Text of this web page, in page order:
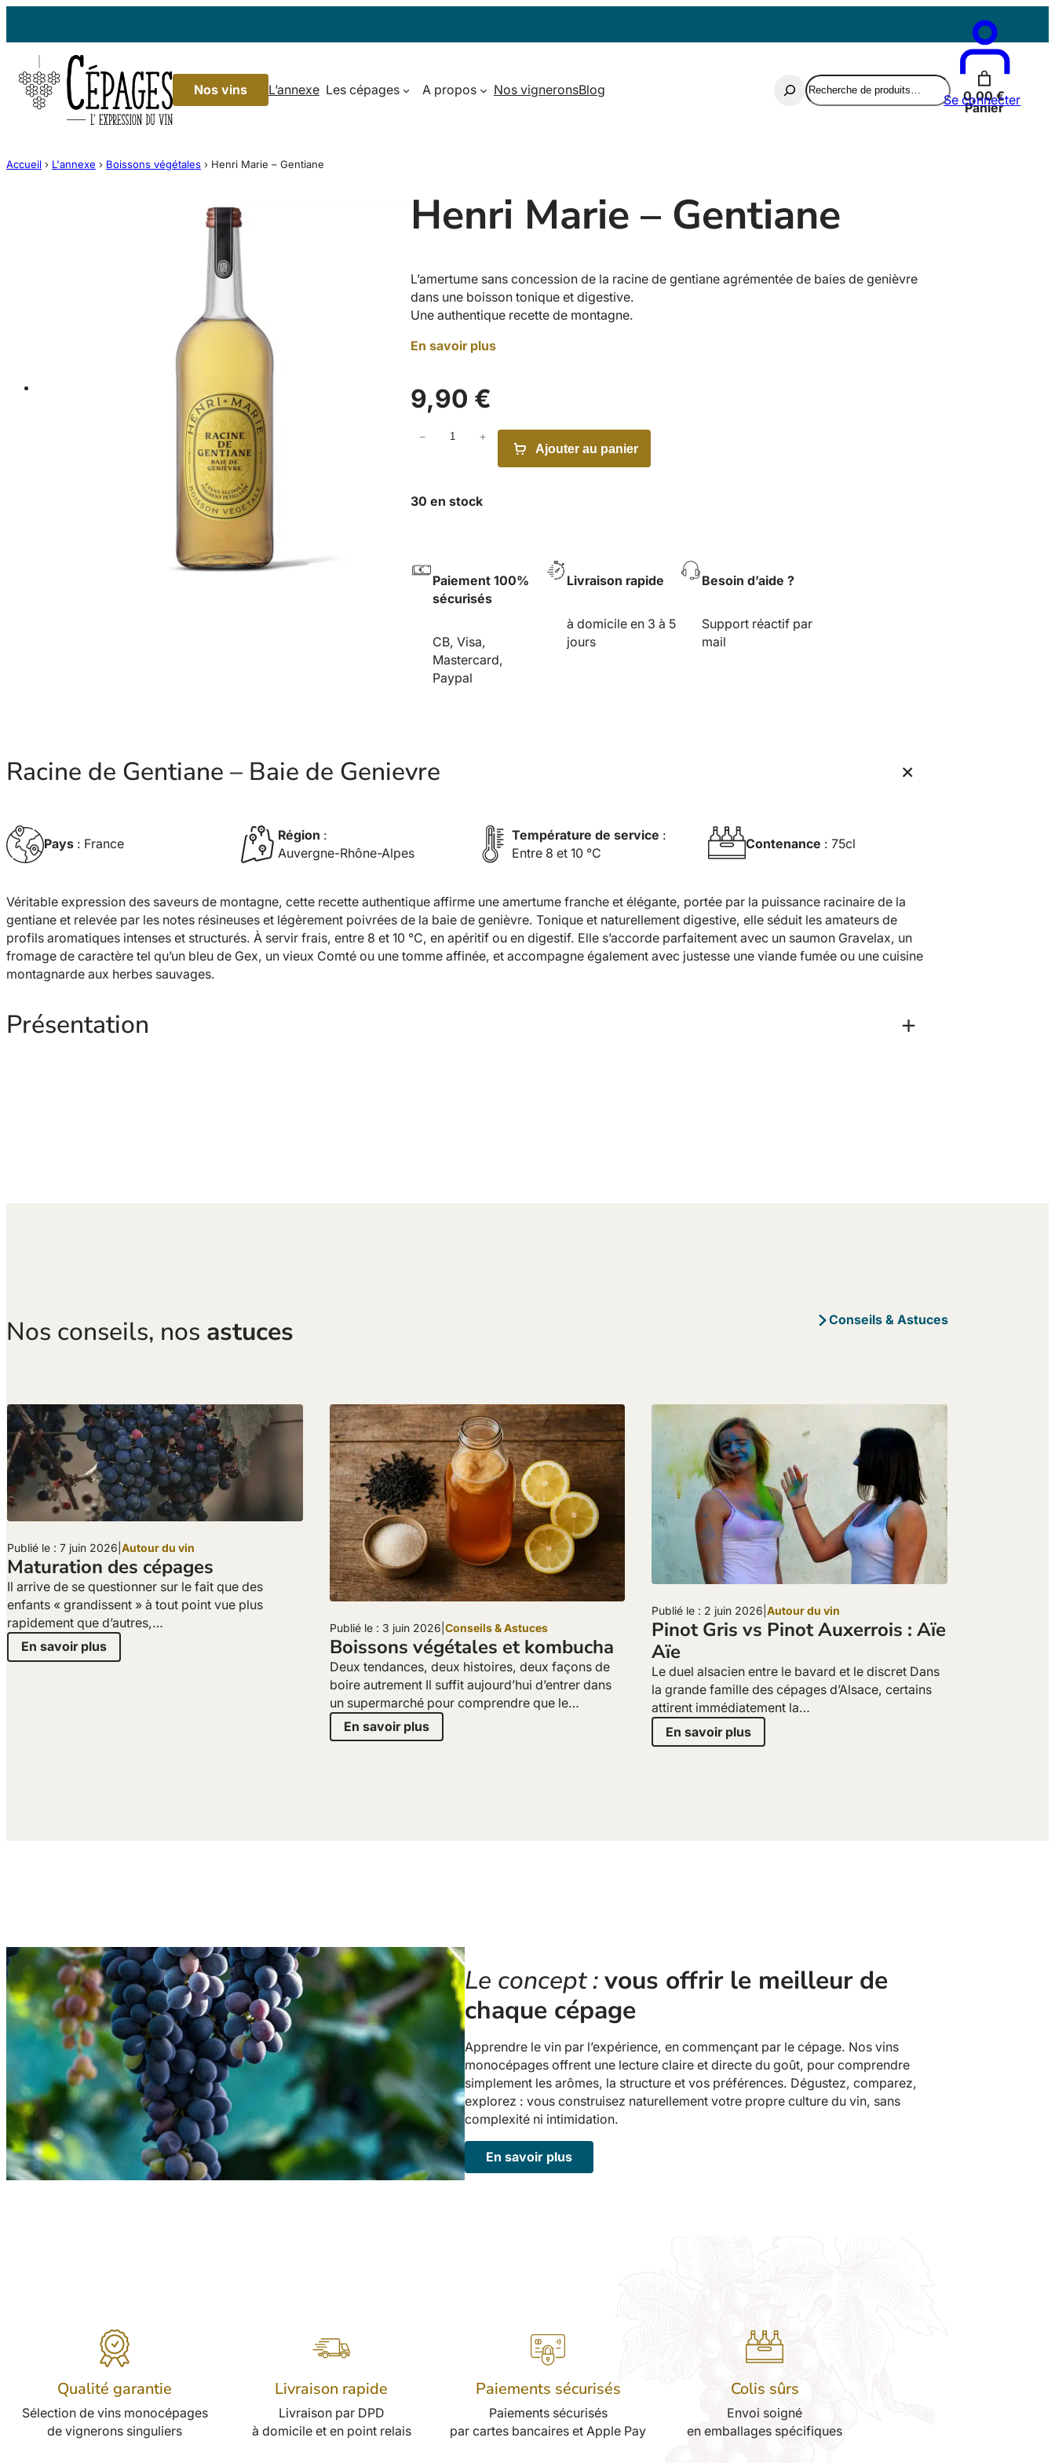
Se connecter
Nos vins L’annexe Les cépages A propos Nos vigneronsBlog
Recherche
0,00 €
Panier
Accueil › L'annexe › Boissons végétales › Henri Marie – Gentiane
Henri Marie – Gentiane
L’amertume sans concession de la racine de gentiane agrémentée de baies de genièvre
dans une boisson tonique et digestive.
Une authentique recette de montagne.
En savoir plus
9,90 €
t
é
e
n
a
n
e
− +
Ajouter au panier
30 en stock
Paiement 100%
sécurisés
CB, Visa,
Mastercard,
Paypal
Livraison rapide
à domicile en 3 à 5
jours
Besoin d’aide ?
Support réactif par
mail
Racine de Gentiane – Baie de Genievre +
Pays : France
Région :
Auvergne-Rhône-Alpes
Température de service :
Entre 8 et 10 °C
Contenance : 75cl
Véritable expression des saveurs de montagne, cette recette authentique affirme une amertume franche et élégante, portée par la puissance racinaire de la
gentiane et relevée par les notes résineuses et légèrement poivrées de la baie de genièvre. Tonique et naturellement digestive, elle séduit les amateurs de
profils aromatiques intenses et structurés. À servir frais, entre 8 et 10 °C, en apéritif ou en digestif. Elle s’accorde parfaitement avec un saumon Gravelax, un
fromage de caractère tel qu’un bleu de Gex, un vieux Comté ou une tomme affinée, et accompagne également avec justesse une viande fumée ou une cuisine
montagnarde aux herbes sauvages.
Présentation +
Nos conseils, nos astuces Conseils & Astuces
Publié le : 7 juin 2026 Autour du vin
Maturation des cépages
Il arrive de se questionner sur le fait que des
enfants « grandissent » à tout point vue plus
rapidement que d’autres,…
En savoir plus
Publié le : 3 juin 2026 Conseils & Astuces
Boissons végétales et kombucha
Deux tendances, deux histoires, deux façons de
boire autrement Il suffit aujourd’hui d’entrer dans
un supermarché pour comprendre que le…
En savoir plus
Publié le : 2 juin 2026 |Autour du vin
Pinot Gris vs Pinot Auxerrois : Aïe
Aïe
Le duel alsacien entre le bavard et le discret Dans
la grande famille des cépages d’Alsace, certains
attirent immédiatement la…
En savoir plus
Le concept :vous offrir le meilleur de
chaque cépage
Apprendre le vin par l’expérience, en commençant par le cépage. Nos vins
monocépages offrent une lecture claire et directe du goût, pour comprendre
simplement les arômes, la structure et vos préférences. Dégustez, comparez,
explorez : vous construisez naturellement votre propre culture du vin, sans
complexité ni intimidation.
En savoir plus
Qualité garantie
Sélection de vins monocépages
de vignerons singuliers
Livraison rapide
Livraison par DPD
à domicile et en point relais
Paiements sécurisés
Paiements sécurisés
par cartes bancaires et Apple Pay
Colis sûrs
Envoi soigné
en emballages spécifiques